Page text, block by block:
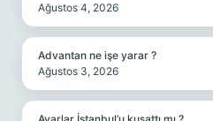
Ağustos 4, 2026
Advantan ne işe yarar ?
Ağustos 3, 2026